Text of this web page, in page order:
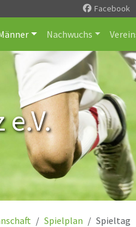
Facebook
Nachwuchs
Spielplan Spieltag